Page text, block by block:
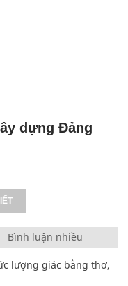
dựng Đảng
Bình luận nhiều
lượng giác bằng thơ,